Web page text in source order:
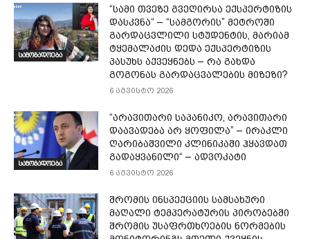
საზოგადოება
“სამი თვე­ზე გვე­ღირ­სა ექ­სპერ­ტი­ზის
დას­კვნა“ – “სამგორის” მეტროში
გარდაცვლილი სტუდენტის, მარიამ
ტყემალაძის დედა ექსპერტიზის
პასუხს აქვეყნებს – რა გახდა
გოგონას გარდაცვალების მიზეზი?
6 აგვისტო 2026
საზოგადოება
“არავითარი საპანიკო, არავითარი
დაავადება არ ყოფილა” – ირაკლი
ღარიბაშვილი კლინიკაში ჰყავდათ
გადაყვანილი“ – ადვოკატი
6 აგვისტო 2026
შრომის ინსპექციის სამსახური
მაღალი ტემპერატურის პირობებში
შრომის უსაფრთხოების ნორმების